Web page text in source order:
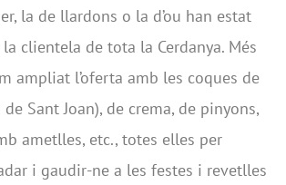
la de llardons o la d’ou han estat
clientela de tota la Cerdanya. Més
ampliat l’oferta amb les coques de
Sant Joan), de crema, de pinyons,
ametlles, etc., totes elles per
i gaudir-ne a les festes i revetlles